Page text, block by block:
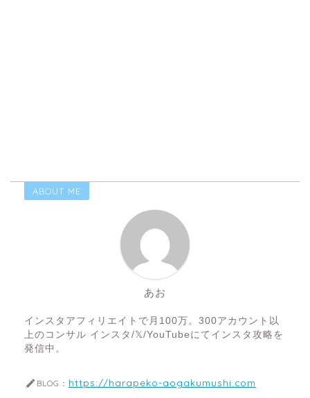
ABOUT ME
あお
インスタアフィリエイトで月100万。300アカウント以
上のコンサル インスタ/𝕏/YouTubeにてインスタ攻略を
発信中。
BLOG： https://harapeko-aogakumushi.com